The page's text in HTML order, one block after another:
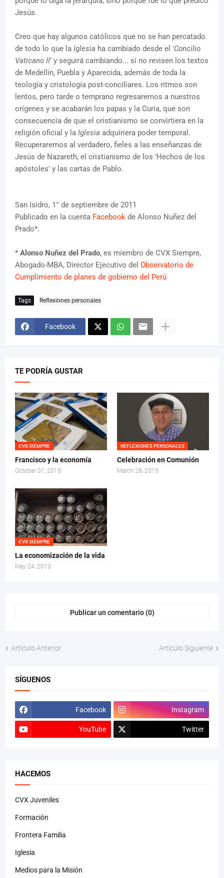
Jesús.
Creo que hay algunos católicos que no se han percatado
de todo lo que la Iglesia ha cambiado desde el 'Concilio
Vaticano II' y seguirá cambiando... si no revisen los textos
de Medellín, Puebla y Aparecida, además de toda la
teología y cristología post-conciliares. Los ritmos son
lentos, pero tarde o temprano regresaremos a nuestros
orígenes y se acabarán los papas y la Curia, que son
consecuencia de que el cristianismo se convirtiera en la
religión oficial y la Iglesia adquiriera poder temporal.
Recuperaremos al verdadero, fieles a las enseñanzas de
Jesús de Nazareth, el cristianismo de los 'Hechos de los
apóstoles' y las cartas de Pablo.
San Isidro, 1° de septiembre de 2011
Publicado en la cuenta Facebook de Alonso Nuñez del
Prado*.
* Alonso Nuñez del Prado, es miembro de CVX Siempre,
Abogado-MBA, Director Ejecutivo del Observatorio de
Cumplimiento de planes de gobierno del Perú
Tags Reflexiones personales
Facebook
TE PODRÍA GUSTAR
CVX SIEMPRE
Francisco y la economía
October 01, 2015
REFLEXIONES PERSONALES
Celebración en Comunión
March 28, 2015
CVX SIEMPRE
La economización de la vida
May 24, 2013
Publicar un comentario (0)
Artículo Anterior Artículo Siguiente
SÍGUENOS
Facebook Instagram
YouTube Twitter
HACEMOS
CVX Juveniles
Formación
Frontera Familia
Iglesia
Medios para la Misión